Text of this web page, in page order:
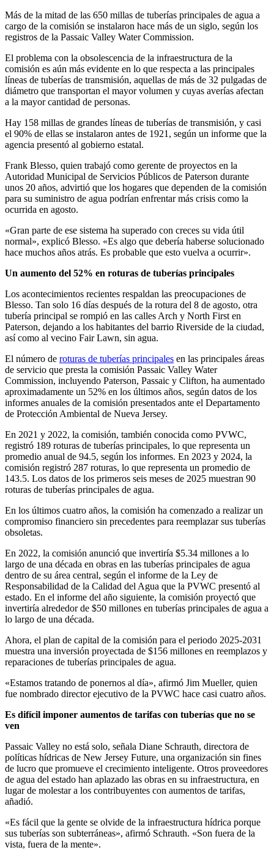
Más de la mitad de las 650 millas de tuberías principales de agua a
cargo de la comisión se instalaron hace más de un siglo, según los
registros de la Passaic Valley Water Commission.
El problema con la obsolescencia de la infraestructura de la
comisión es aún más evidente en lo que respecta a las principales
líneas de tuberías de transmisión, aquellas de más de 32 pulgadas de
diámetro que transportan el mayor volumen y cuyas averías afectan
a la mayor cantidad de personas.
Hay 158 millas de grandes líneas de tuberías de transmisión, y casi
el 90% de ellas se instalaron antes de 1921, según un informe que la
agencia presentó al gobierno estatal.
Frank Blesso, quien trabajó como gerente de proyectos en la
Autoridad Municipal de Servicios Públicos de Paterson durante
unos 20 años, advirtió que los hogares que dependen de la comisión
para su suministro de agua podrían enfrentar más crisis como la
ocurrida en agosto.
«Gran parte de ese sistema ha superado con creces su vida útil
normal», explicó Blesso. «Es algo que debería haberse solucionado
hace muchos años atrás. Es probable que esto vuelva a ocurrir».
Un aumento del 52% en roturas de tuberías principales
Los acontecimientos recientes respaldan las preocupaciones de
Blesso. Tan solo 16 días después de la rotura del 8 de agosto, otra
tubería principal se rompió en las calles Arch y North First en
Paterson, dejando a los habitantes del barrio Riverside de la ciudad,
así como al vecino Fair Lawn, sin agua.
El número de roturas de tuberías principales en las principales áreas
de servicio que presta la comisión Passaic Valley Water
Commission, incluyendo Paterson, Passaic y Clifton, ha aumentado
aproximadamente un 52% en los últimos años, según datos de los
informes anuales de la comisión presentados ante el Departamento
de Protección Ambiental de Nueva Jersey.
En 2021 y 2022, la comisión, también conocida como PVWC,
registró 189 roturas de tuberías principales, lo que representa un
promedio anual de 94.5, según los informes. En 2023 y 2024, la
comisión registró 287 roturas, lo que representa un promedio de
143.5. Los datos de los primeros seis meses de 2025 muestran 90
roturas de tuberías principales de agua.
En los últimos cuatro años, la comisión ha comenzado a realizar un
compromiso financiero sin precedentes para reemplazar sus tuberías
obsoletas.
En 2022, la comisión anunció que invertiría $5.34 millones a lo
largo de una década en obras en las tuberías principales de agua
dentro de su área central, según el informe de la Ley de
Responsabilidad de la Calidad del Agua que la PVWC presentó al
estado. En el informe del año siguiente, la comisión proyectó que
invertiría alrededor de $50 millones en tuberías principales de agua a
lo largo de una década.
Ahora, el plan de capital de la comisión para el periodo 2025-2031
muestra una inversión proyectada de $156 millones en reemplazos y
reparaciones de tuberías principales de agua.
«Estamos tratando de ponernos al día», afirmó Jim Mueller, quien
fue nombrado director ejecutivo de la PVWC hace casi cuatro años.
Es difícil imponer aumentos de tarifas con tuberías que no se
ven
Passaic Valley no está solo, señala Diane Schrauth, directora de
políticas hídricas de New Jersey Future, una organización sin fines
de lucro que promueve el crecimiento inteligente. Otros proveedores
de agua del estado han aplazado las obras en su infraestructura, en
lugar de molestar a los contribuyentes con aumentos de tarifas,
añadió.
«Es fácil que la gente se olvide de la infraestructura hídrica porque
sus tuberías son subterráneas», afirmó Schrauth. «Son fuera de la
vista, fuera de la mente».